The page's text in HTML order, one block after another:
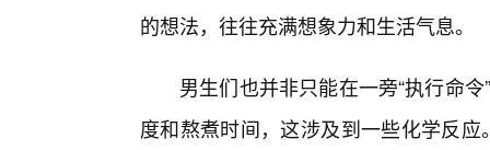
的想法，往往充满想象力和生活气息。
男生们也并非只能在一旁“执行命
度和熬煮时间，这涉及到一些化学反